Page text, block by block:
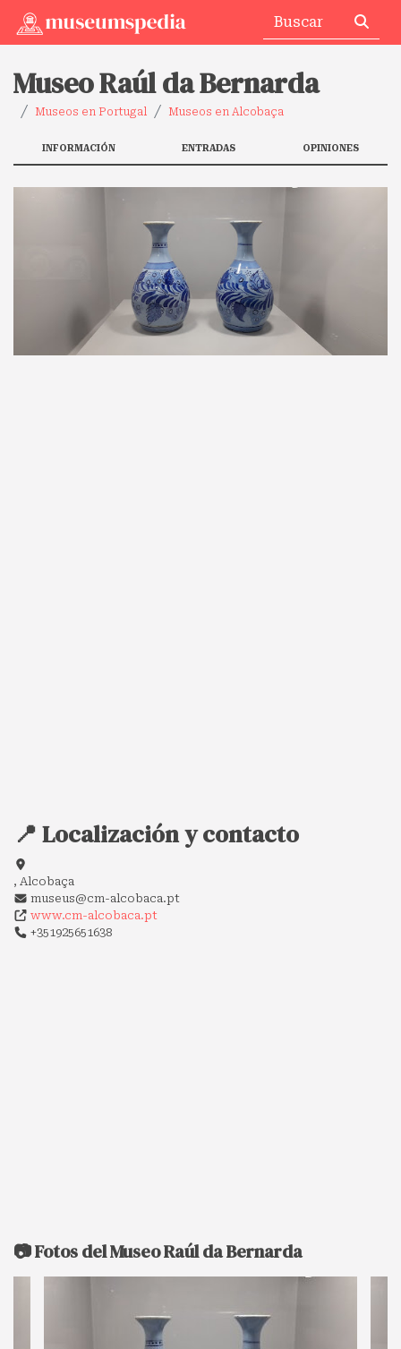
Museo Raúl da Bernarda
Museos en Portugal Museos en Alcobaça
INFORMACIÓN ENTRADAS OPINIONES
📍 Localización y contacto
, Alcobaça
museus@cm-alcobaca.pt
www.cm-alcobaca.pt
+351925651638
📷 Fotos del Museo Raúl da Bernarda